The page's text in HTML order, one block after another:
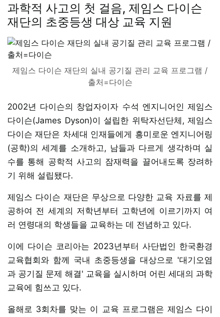
과학적 사고의 첫 걸음, 제임스 다이슨
재단의 초중등생 대상 교육 지원
제임스 다이슨 재단의 실내 공기질 관리 교육 프로그램 /
출처=다이슨
2002년 다이슨의 창업자이자 수석 엔지니어인 제임스
다이슨(James Dyson)이 설립한 위탁자선단체, 제임스
다이슨 재단은 차세대 인재들에게 흥미로운 엔지니어링
(공학)의 세계를 소개하고, 남들과 다르게 생각하며 실
수를 통해 공학적 사고의 잠재력을 끌어내도록 장려하
기 위해 설립됐다.
제임스 다이슨 재단은 무상으로 다양한 교육 자료를 제
공하여 전 세계의 저학년부터 고학년에 이르기까지 여
러 연령대의 학생들을 교육하는 데 전념하고 있다.
이에 다이슨 코리아는 2023년부터 사단법인 한국환경
교육협회와 함께 국내 초중등생을 대상으로 '대기오염
과 공기질 문제 해결' 교육을 실시하며 어린 세대의 과학
교육에 힘쓰고 있다.
올해로 3회차를 맞는 이 교육 프로그램은 제임스 다이